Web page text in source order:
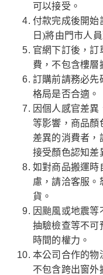
可以接受。
付款完成後開始
日)將由門市人
官網下訂後，訂
費，不包含樓層
訂購前請務必先
格局是否合適。
因個人感官差
等影響，商品顏
差異的消費者，
接受顏色認知差
如對商品搬運時
慮，請洽客服。
貨。
因颱風或地震
抽驗檢查等不可
時間的權力。
本公司合作的物
不包含跨出窗外